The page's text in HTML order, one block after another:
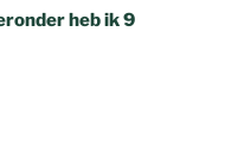
heb ik 9